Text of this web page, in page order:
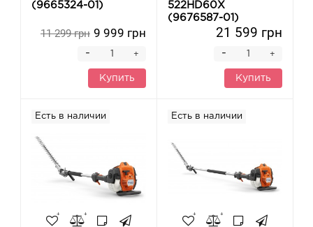
(9665324-01)
11 299 грн 9 999 грн
+
-
Купить
522HD60X
(9676587-01)
21 599 грн
+
-
Купить
Есть в наличии Есть в наличии